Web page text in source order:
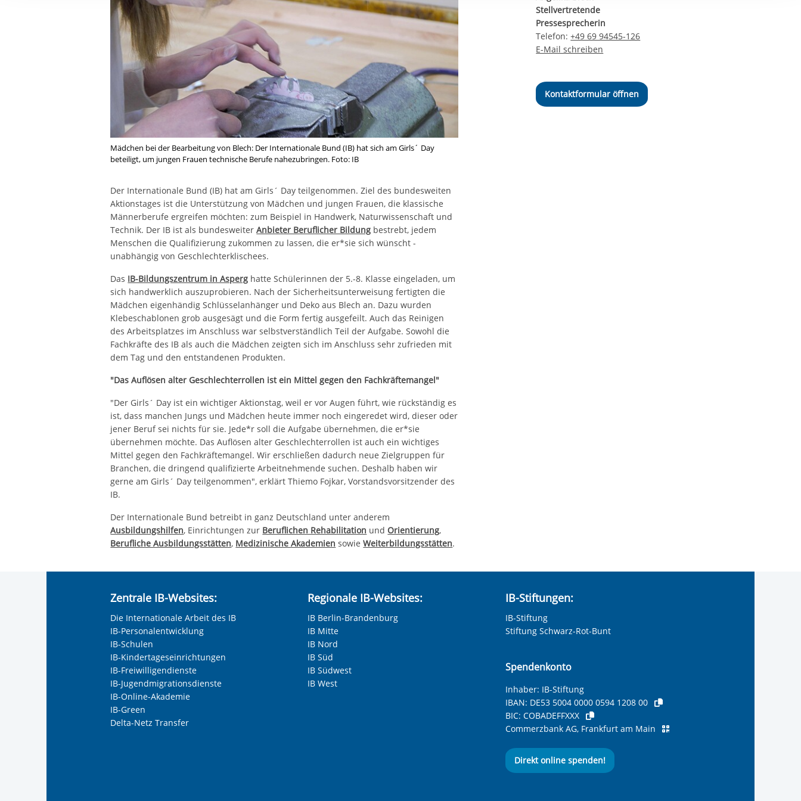
Ihre etwaige Einwilligung erstreckt sich nicht auf notwendige Cookies, die erforderlich zur Bereitstellung
der von Ihnen aufgerufenen und somit gewünschten Website-Funktionen sind. Diese Cookies setzen wir
aufgrund berechtigter Interessen und daher unabhängig von einer Einwilligung.
Mädchen bei der Bearbeitung von Blech: Der Internationale Bund (IB) hat sich am Girls´ Day
beteiligt, um jungen Frauen technische Berufe nahezubringen. Foto: IB
Der Internationale Bund (IB) hat am Girls´ Day teilgenommen. Ziel des bundesweiten
Aktionstages ist die Unterstützung von Mädchen und jungen Frauen, die klassische
Männerberufe ergreifen möchten: zum Beispiel in Handwerk, Naturwissenschaft und
Technik. Der IB ist als bundesweiterAnbieter Beruflicher Bildung bestrebt, jedem
Menschen die Qualifizierung zukommen zu lassen, die er*sie sich wünscht -
unabhängig von Geschlechterklischees.
Das IB-Bildungszentrum in Asperg hatte Schülerinnen der 5.-8. Klasse eingeladen, um
sich handwerklich auszuprobieren. Nach der Sicherheitsunterweisung fertigten die
Mädchen eigenhändig Schlüsselanhänger und Deko aus Blech an. Dazu wurden
Klebeschablonen grob ausgesägt und die Form fertig ausgefeilt. Auch das Reinigen
des Arbeitsplatzes im Anschluss war selbstverständlich Teil der Aufgabe. Sowohl die
Fachkräfte des IB als auch die Mädchen zeigten sich im Anschluss sehr zufrieden mit
dem Tag und den entstandenen Produkten.
"Das Auflösen alter Geschlechterrollen ist ein Mittel gegen den Fachkräftemangel"
"Der Girls´ Day ist ein wichtiger Aktionstag, weil er vor Augen führt, wie rückständig es
ist, dass manchen Jungs und Mädchen heute immer noch eingeredet wird, dieser oder
jener Beruf sei nichts für sie. Jede*r soll die Aufgabe übernehmen, die er*sie
übernehmen möchte. Das Auflösen alter Geschlechterrollen ist auch ein wichtiges
Mittel gegen den Fachkräftemangel. Wir erschließen dadurch neue Zielgruppen für
Branchen, die dringend qualifizierte Arbeitnehmende suchen. Deshalb haben wir
gerne am Girls´ Day teilgenommen", erklärt Thiemo Fojkar, Vorstandsvorsitzender des
IB.
Der Internationale Bund betreibt in ganz Deutschland unter anderem
Ausbildungshilfen, Einrichtungen zur Beruflichen Rehabilitation und Orientierung,
Berufliche Ausbildungsstätten, Medizinische Akademien sowieWeiterbildungsstätten.
Stellvertretende
Pressesprecherin
Telefon:+49 69 94545-126
E-Mail schreiben
Kontaktformular öffnen
Zentrale IB-Websites:
Die Internationale Arbeit des IB
IB-Personalentwicklung
IB-Schulen
IB-Kindertageseinrichtungen
IB-Freiwilligendienste
IB-Jugendmigrationsdienste
IB-Online-Akademie
IB-Green
Delta-Netz Transfer
Regionale IB-Websites:
IB Berlin-Brandenburg
IB Mitte
IB Nord
IB Süd
IB Südwest
IB West
IB-Stiftungen:
IB-Stiftung
Stiftung Schwarz-Rot-Bunt
Spendenkonto
Inhaber: IB-Stiftung
IBAN: DE53 5004 0000 0594 1208 00
BIC: COBADEFFXXX
Commerzbank AG, Frankfurt am Main
Direkt online spenden!